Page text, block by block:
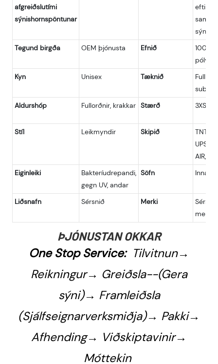
afgreiðslutími
sýnishornspöntunar
eftir
sýna
Tegund birgða
OEM þjónusta Efnið
100%
Kyn
Unisex Tæknið
Aldurshóp
Fullorðnir, krakkar Stærð 3XS-
Stíl Leikmyndir Skipið
TNT,
UPS,
AIR,
Eiginleiki
Bakteríudrepandi,
gegn UV, andar
Söfn Innan
Liðsnafn Sérsnið Merki
merki
ÞJÓNUSTAN OKKAR
One Stop Service: Tilvitnun→
Reikningur→ Greiðsla--(Gera
sýni)→ Framleiðsla
(Sjálfseignarverksmiðja)→ Pakki→
Afhending→ Viðskiptavinir→
Móttekin